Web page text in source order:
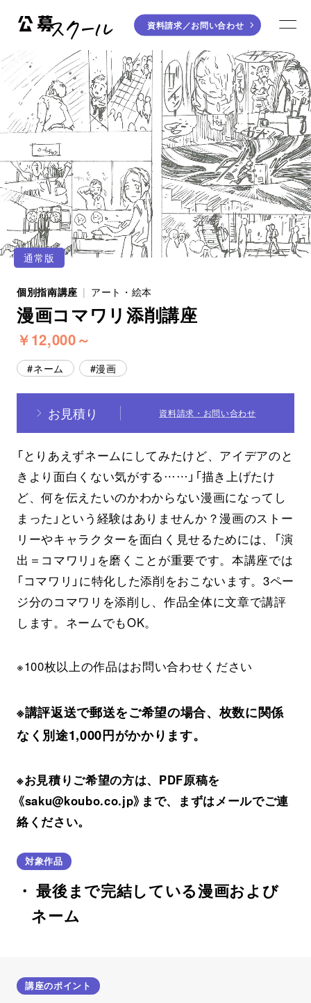
公募スクール
ジャンルから探す
小説
エッセイ
童話
ライティング
川柳・短歌・俳句
音楽（作詞・作曲）
アート・絵本
学び方から探す
デジタル講座
個別指南講座
スクールマガジン
コンセプト
受講の流れ
ニュース
資料請求／お問い合わせ
資料請求／お問い合わせ
オンライン課題提出
通常版
個別指南講座 アート・絵本
漫画コマワリ添削講座
￥12,000～
ネーム 漫画
お見積り 資料請求・お問い合わせ
「とりあえずネームにしてみたけど、アイデアのと
きより面白くない気がする……」「描き上げたけ
ど、何を伝えたいのかわからない漫画になってし
まった」という経験はありませんか？漫画のストー
リーやキャラクターを面白く見せるためには、「演
出＝コマワリ」を磨くことが重要です。本講座では
「コマワリ」に特化した添削をおこないます。3ペー
ジ分のコマワリを添削し、作品全体に文章で講評
します。ネームでもOK。
※100枚以上の作品はお問い合わせください
※講評返送で郵送をご希望の場合、枚数に関係
なく別途1,000円がかかります。
※お見積りご希望の方は、PDF原稿を
《saku@koubo.co.jp》まで、まずはメールでご連
絡ください。
対象作品
最後まで完結している漫画および
ネーム
講座のポイント